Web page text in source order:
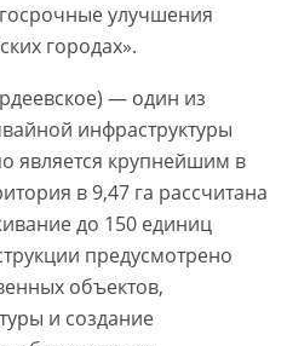
улучшения
городах».
— один из
инфраструктуры
является крупнейшим в
в 9,47 га рассчитана
до 150 единиц
предусмотрено
объектов,
и создание